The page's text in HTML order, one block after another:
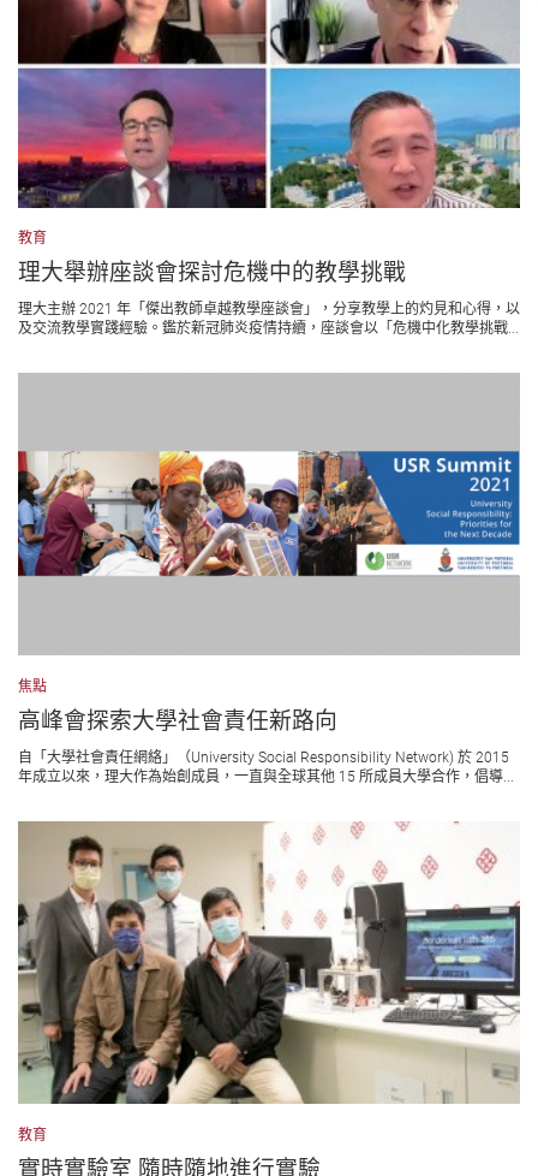
教育
理大舉辦座談會探討危機中的教學挑戰
理大主辦 2021 年「傑出教師卓越教學座談會」，分享教學上的灼見和心得，以
及交流教學實踐經驗。鑑於新冠肺炎疫情持續，座談會以「危機中化教學挑戰...
焦點
高峰會探索大學社會責任新路向
自「大學社會責任網絡」（University Social Responsibility Network) 於 2015
年成立以來，理大作為始創成員，一直與全球其他 15 所成員大學合作，倡導...
教育
實時實驗室 隨時隨地進行實驗